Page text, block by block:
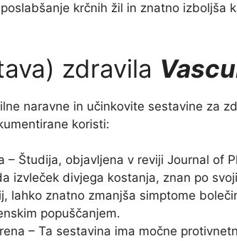
krčnih žil in znatno izboljša
zdravila
naravne in učinkovite sestavine za
koristi:
– Študija, objavljena v reviji Journal of
izvleček divjega kostanja, znan po
lahko znatno zmanjša simptome
popuščanjem.
– Ta sestavina ima močne